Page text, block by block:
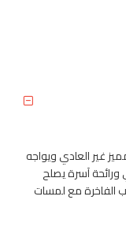
غير العادي ويواجه
آسرة يصلح
الفاخرة مع لمسات